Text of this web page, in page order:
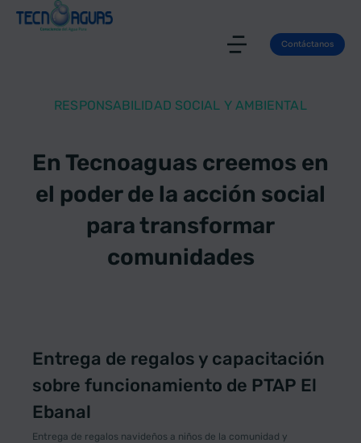
Contáctanos
RESPONSABILIDAD SOCIAL Y AMBIENTAL
En Tecnoaguas creemos en
el poder de la acción social
para transformar
comunidades
Entrega de regalos y capacitación
sobre funcionamiento de PTAP El
Ebanal
Entrega de regalos navideños a niños de la comunidad y